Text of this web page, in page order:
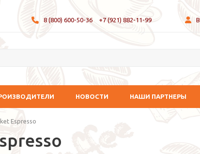
8 (800) 600-50-36 +7 (921) 882-11-99
НОВОСТИ НАШИ ПАРТНЕРЫ
Espresso